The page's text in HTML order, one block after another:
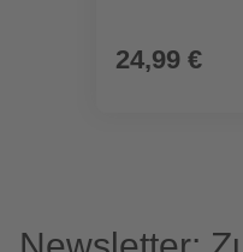
24,99 €